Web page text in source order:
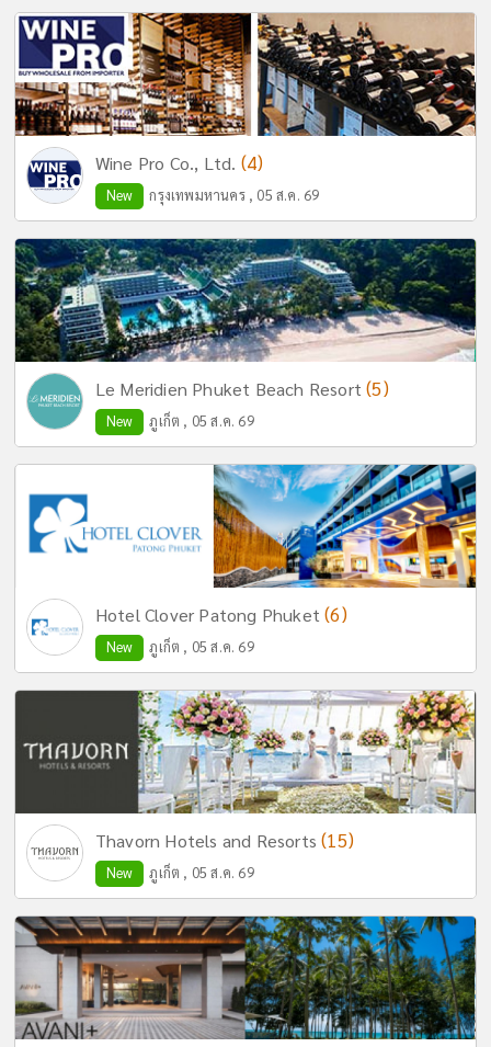
Wine Pro Co., Ltd. (4)
New กรุงเทพมหานคร , 05 ส.ค. 69
Le Meridien Phuket Beach Resort(5)
New ภูเก็ต , 05 ส.ค. 69
Hotel Clover Patong Phuket(6)
New ภูเก็ต , 05 ส.ค. 69
Thavorn Hotels and Resorts(15)
New ภูเก็ต , 05 ส.ค. 69